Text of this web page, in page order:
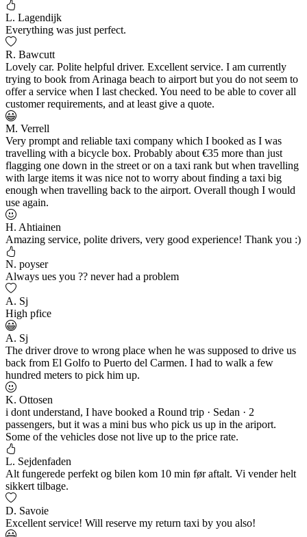
L. Lagendijk
Everything was just perfect.
R. Bawcutt
Lovely car. Polite helpful driver. Excellent service. I am currently
trying to book from Arinaga beach to airport but you do not seem to
offer a service when I last checked. You need to be able to cover all
customer requirements, and at least give a quote.
M. Verrell
Very prompt and reliable taxi company which I booked as I was
travelling with a bicycle box. Probably about €35 more than just
flagging one down in the street or on a taxi rank but when travelling
with large items it was nice not to worry about finding a taxi big
enough when travelling back to the airport. Overall though I would
use again.
H. Ahtiainen
Amazing service, polite drivers, very good experience! Thank you :)
N. poyser
Always ues you ?? never had a problem
A. Sj
High pfice
A. Sj
The driver drove to wrong place when he was supposed to drive us
back from El Golfo to Puerto del Carmen. I had to walk a few
hundred meters to pick him up.
K. Ottosen
i dont understand, I have booked a Round trip · Sedan · 2
passengers, but it was a mini bus who pick us up in the ariport.
Some of the vehicles dose not live up to the price rate.
L. Sejdenfaden
Alt fungerede perfekt og bilen kom 10 min før aftalt. Vi vender helt
sikkert tilbage.
D. Savoie
Excellent service! Will reserve my return taxi by you also!